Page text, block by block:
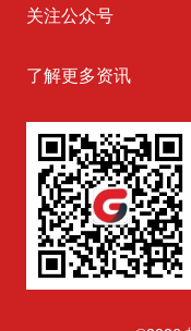
关注公众号
了解更多资讯